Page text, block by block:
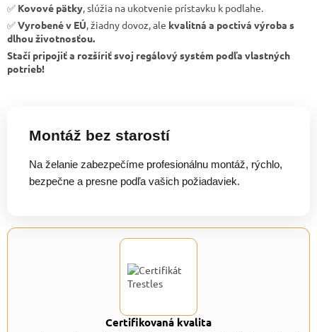
✅ Kovové pätky , slúžia na ukotvenie prístavku k podlahe.
✅Vyrobené v EÚ , žiadny dovoz, ale kvalitná a poctivá výroba s
dlhou životnosťou.
Stačí pripojiť a rozšíriť svoj regálový systém podľa vlastných
potrieb!
Montáž bez starostí
Na želanie zabezpečíme profesionálnu montáž, rýchlo,
bezpečne a presne podľa vašich požiadaviek.
Certifikovaná kvalita